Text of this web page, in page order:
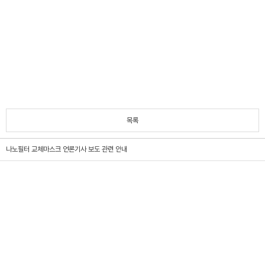
목록
나노필터 교체마스크 언론기사 보도 관련 안내